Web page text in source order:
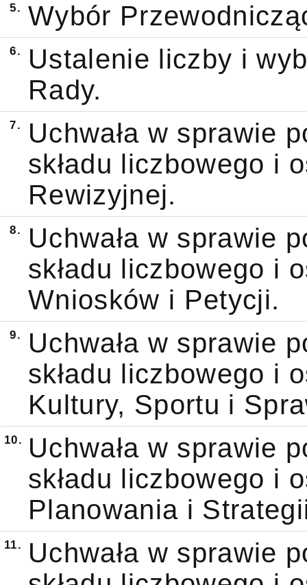
5. Wybór
6.
Ustalenie liczby i
Rady.
7.
Uchwała w sprawie
składu liczbowego i
Rewizyjnej.
8.
Uchwała w sprawie
składu liczbowego i
Wniosków i Petycji.
9.
Uchwała w sprawie
składu liczbowego i
Kultury, Sportu i
10.
Uchwała w sprawie
składu liczbowego i
Planowania i
11.
Uchwała w sprawie